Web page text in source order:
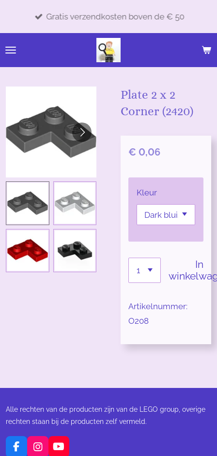
de
hoofdinhoud
Gratis verzendkosten boven de € 50
Plate 2 x 2
Corner (2420)
€ 0,06
Kleur
In
Artikelnummer:
O208
Alle rechten van de producten zijn van de LEGO group, overige
rechten staan bij de producten zelf vermeld.
F
I
Y